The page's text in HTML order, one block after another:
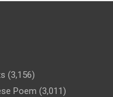
(3,156)
Poem (3,011)